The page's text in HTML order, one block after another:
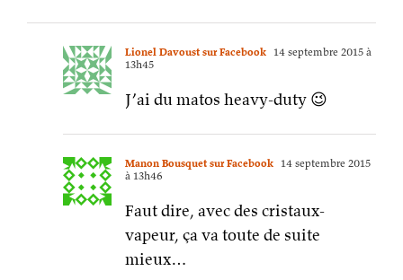
Lionel Davoust sur Facebook 14 septembre 2015 à
13h45
J’ai du matos heavy-duty 😉
Manon Bousquet sur Facebook 14 septembre 2015
à 13h46
Faut dire, avec des cristaux-
vapeur, ça va toute de suite
mieux…